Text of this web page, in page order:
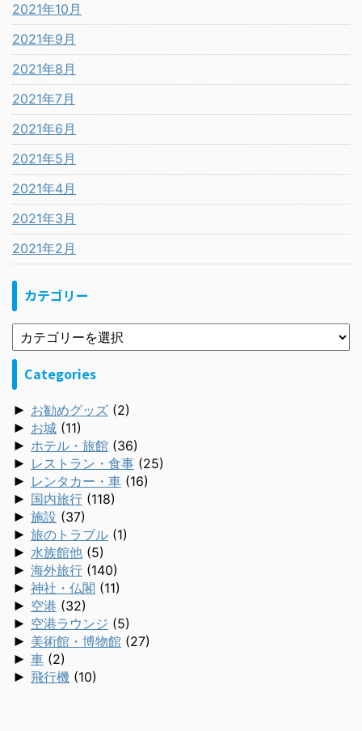
2021年10月
2021年9月
2021年8月
2021年7月
2021年6月
2021年5月
2021年4月
2021年3月
2021年2月
カテゴリー
Categories
► お勧めグッズ (2)
► お城 (11)
► ホテル・旅館 (36)
► レストラン・食事 (25)
► レンタカー・車 (16)
► 国内旅行 (118)
► 施設 (37)
► 旅のトラブル (1)
► 水族館他 (5)
► 海外旅行 (140)
► 神社・仏閣 (11)
► 空港 (32)
► 空港ラウンジ (5)
► 美術館・博物館 (27)
► 車 (2)
► 飛行機 (10)